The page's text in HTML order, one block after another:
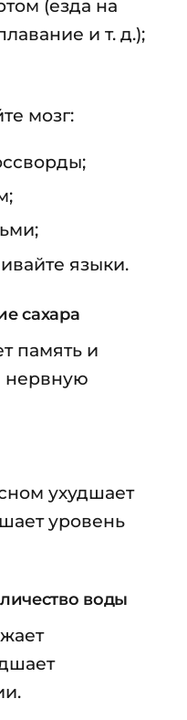
(езда на
и т. д.);
мозг:
языки.
сахара
память и
нервную
ухудшает
уровень
воды